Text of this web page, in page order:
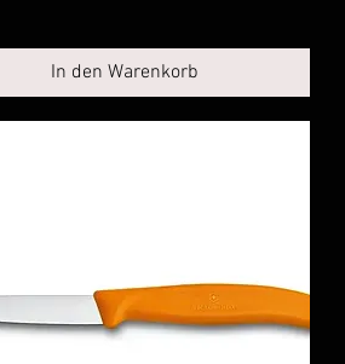
In den Warenkorb